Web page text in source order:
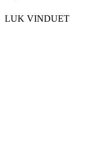
LUK VINDUET